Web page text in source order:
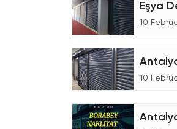
Eşya
10
10